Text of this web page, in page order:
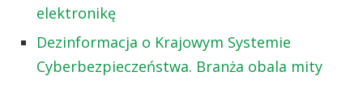
elektronikę
Dezinformacja o Krajowym Systemie
Cyberbezpieczeństwa. Branża obala mity